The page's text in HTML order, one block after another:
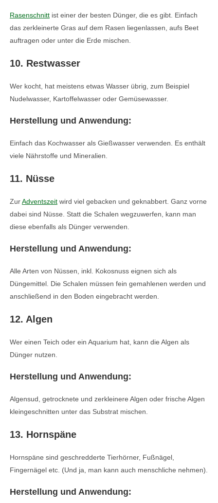
Rasenschnitt ist einer der besten Dünger, die es gibt. Einfach
das zerkleinerte Gras auf dem Rasen liegenlassen, aufs Beet
auftragen oder unter die Erde mischen.
10. Restwasser
Wer kocht, hat meistens etwas Wasser übrig, zum Beispiel
Nudelwasser, Kartoffelwasser oder Gemüsewasser.
Herstellung und Anwendung:
Einfach das Kochwasser als Gießwasser verwenden. Es enthält
viele Nährstoffe und Mineralien.
11. Nüsse
ZurAdventszeit wird viel gebacken und geknabbert. Ganz vorne
dabei sind Nüsse. Statt die Schalen wegzuwerfen, kann man
diese ebenfalls als Dünger verwenden.
Herstellung und Anwendung:
Alle Arten von Nüssen, inkl. Kokosnuss eignen sich als
Düngemittel. Die Schalen müssen fein gemahlenen werden und
anschließend in den Boden eingebracht werden.
12. Algen
Wer einen Teich oder ein Aquarium hat, kann die Algen als
Dünger nutzen.
Herstellung und Anwendung:
Algensud, getrocknete und zerkleinere Algen oder frische Algen
kleingeschnitten unter das Substrat mischen.
13. Hornspäne
Hornspäne sind geschredderte Tierhörner, Fußnägel,
Fingernägel etc. (Und ja, man kann auch menschliche nehmen).
Herstellung und Anwendung: